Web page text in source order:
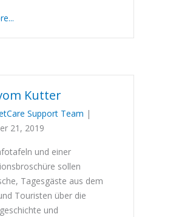
Kutter
Support Team |
21, 2019
und einer
sollen
Tagesgäste aus dem
Touristen über die
und